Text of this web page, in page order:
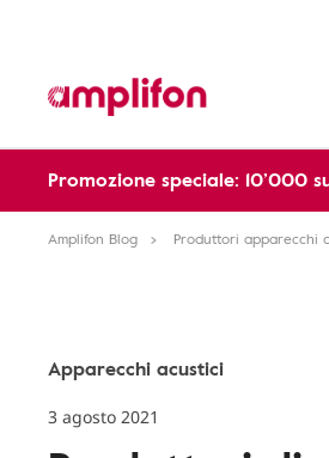
Promozione speciale: 10’000
Amplifon Blog Produttori apparecchi
Apparecchi acustici
3 agosto 2021